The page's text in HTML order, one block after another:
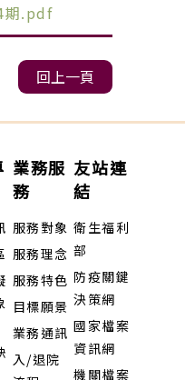
期.pdf
回上一頁
業務服
務
服務對象
服務理念
服務特色
目標願景
業務通訊
入/退院
友站連
結
衛生福利
部
防疫關鍵
決策網
國家檔案
資訊網
機關檔案